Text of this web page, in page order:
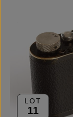
LOT
11